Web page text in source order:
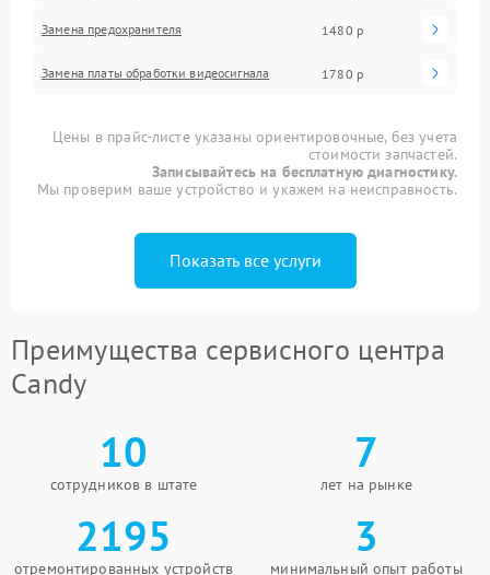
Замена предохранителя 1480 р
Замена платы обработки видеосигнала 1780 р
Цены в прайс-листе указаны ориентировочные, без учета
стоимости запчастей.
Записывайтесь на бесплатную диагностику.
Мы проверим ваше устройство и укажем на неисправность.
Показать все услуги
Преимущества сервисного центра
Candy
10
сотрудников в штате
7
лет на рынке
2195
отремонтированных устройств
3
минимальный опыт работы